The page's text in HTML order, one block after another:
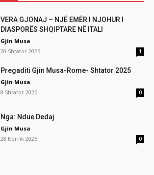
VERA GJONAJ – NJË EMËR I NJOHUR I
DIASPORËS SHQIPTARE NË ITALI
Gjin Musa
20 Shtator 2025
1
Pregaditi Gjin Musa-Rome- Shtator 2025
Gjin Musa
8 Shtator 2025
0
Nga: Ndue Dedaj
Gjin Musa
28 Korrik 2025
0